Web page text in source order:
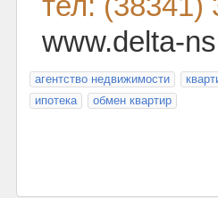
www.delta-
агентство недвижимости
ипотека
обмен квартир